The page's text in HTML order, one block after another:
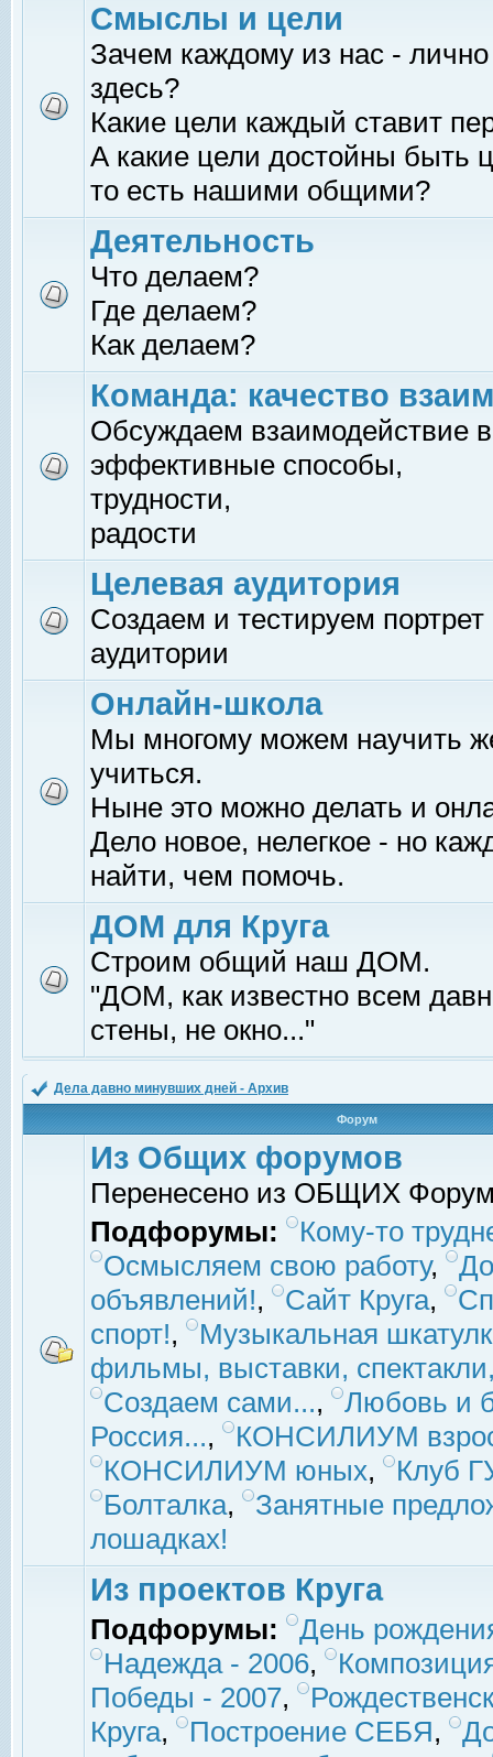
Смыслы и цели
Зачем каждому из нас -
здесь?
Какие цели каждый ставит
А какие цели достойны быть
то есть нашими общими?
Деятельность
Что делаем?
Где делаем?
Как делаем?
Команда: качество
Обсуждаем взаимодействие
эффективные способы,
трудности,
радости
Целевая аудитория
Создаем и тестируем
аудитории
Онлайн-школа
Мы многому можем научить
учиться.
Ныне это можно делать и
Дело новое, нелегкое - но
найти, чем помочь.
ДОМ для Круга
Строим общий наш ДОМ.
"ДОМ, как известно всем
стены, не окно..."
Дела давно минувших дней - Архив
Форум
Из Общих форумов
Перенесено из ОБЩИХ
Подфорумы:
Кому-то
Осмысляем свою работу,
объявлений!, Сайт Круга,
спорт!,
Музыкальная
фильмы, выставки,
Создаем сами...,
Любовь и
Россия...,
КОНСИЛИУМ
КОНСИЛИУМ юных,
Клуб
Болталка,
Занятные
лошадках!
Из проектов Круга
Подфорумы:
День
Надежда - 2006,
Победы - 2007,
Круга, Построение СЕБЯ,